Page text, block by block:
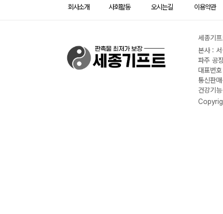
회사소개 사회활동 오시는길 이용약관
세종기
본사 :
파주 공
대표번
통신판
건강기